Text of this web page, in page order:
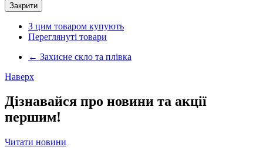
Закрити
З цим товаром купують
Переглянуті товари
← Захисне скло та плівка
Наверх
Дізнавайся про новини та акції
першим!
Читати новини